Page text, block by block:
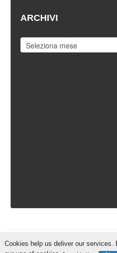
ARCHIVI
IschiaReporter.it -
Cookies help us deliver our